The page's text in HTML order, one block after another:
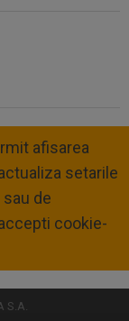
afisarea
setarile
de
cookie-
S.A.